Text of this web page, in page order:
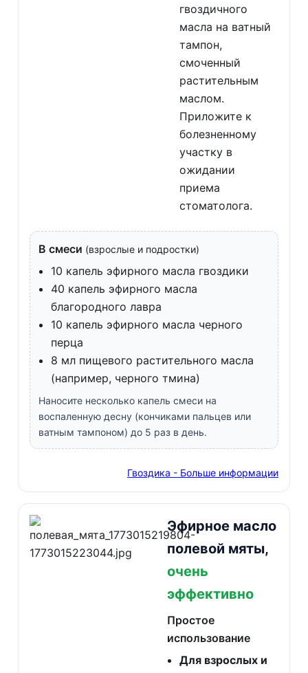
гвоздичного
масла на ватный
тампон,
смоченный
растительным
маслом.
Приложите к
болезненному
участку в
ожидании
приема
стоматолога.
В смеси (взрослые и подростки)
10 капель эфирного масла гвоздики
40 капель эфирного масла
благородного лавра
10 капель эфирного масла черного
перца
8 мл пищевого растительного масла
(например, черного тмина)
Наносите несколько капель смеси на
воспаленную десну (кончиками пальцев или
ватным тампоном) до 5 раз в день.
Гвоздика - Больше информации
Эфирное масло
полевой мяты,
очень
эффективно
Простое
использование
Для взрослых и